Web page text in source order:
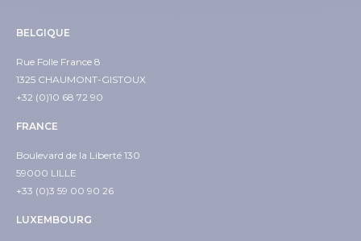
BELGIQUE
Rue Folle France 8
1325 CHAUMONT-GISTOUX
+32 (0)10 68 72 90
FRANCE
Boulevard de la Liberté 130
59000 LILLE
+33 (0)3 59 00 90 26
LUXEMBOURG